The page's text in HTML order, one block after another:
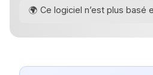
🌍 Ce logiciel n’est plus basé